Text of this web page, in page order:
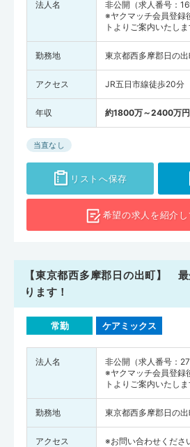
法人名
非公開（求人番号：
※ヤクマッチ会員登録
トよりご案内いたしま
勤務地 東京都西多摩郡日の
アクセス JR五日市線徒歩20分
年収 約1800万～2400万円
当直なし
リストへ保存
希望の求人を紹介し
【東京都西多摩郡日の出町】
ります！
常勤 ケアミックス
法人名
非公開（求人番号：
※ヤクマッチ会員登録
トよりご案内いたしま
勤務地 東京都西多摩郡日の
アクセス ※お問い合わせくださ